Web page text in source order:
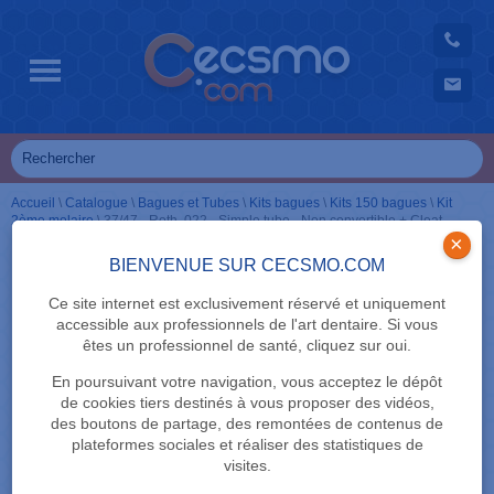
BIENVENUE SUR CECSMO.COM
Ce site internet est exclusivement réservé et uniquement
accessible aux professionnels de l'art dentaire. Si vous
êtes un professionnel de santé, cliquez sur oui.
En poursuivant votre navigation, vous acceptez le dépôt
de cookies tiers destinés à vous proposer des vidéos,
des boutons de partage, des remontées de contenus de
plateformes sociales et réaliser des statistiques de
visites.
×
Accueil \ Catalogue \ Bagues et Tubes \ Kits bagues \ Kits 150 bagues \ Kit
2ème molaire\37/47 - Roth .022 - Simple tube - Non convertible + Cleat